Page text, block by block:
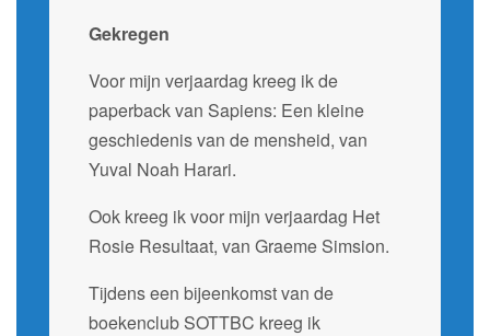
Gekregen
Voor mijn verjaardag kreeg ik de
paperback van Sapiens: Een kleine
geschiedenis van de mensheid, van
Yuval Noah Harari.
Ook kreeg ik voor mijn verjaardag Het
Rosie Resultaat, van Graeme Simsion.
Tijdens een bijeenkomst van de
boekenclub SOTTBC kreeg ik